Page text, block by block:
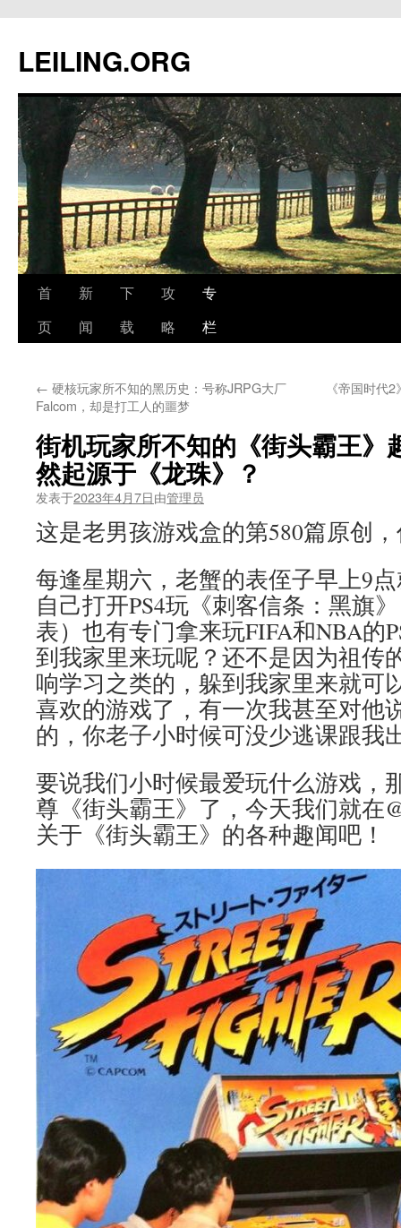
文
LEILING.ORG
首
页
新
闻
下
载
攻
略
专
栏
← 硬核玩家所不知的黑历史：号称JRPG大厂
Falcom，却是打工人的噩梦
《帝国时代
街机玩家所不知的《街头霸王》
然起源于《龙珠》？
发表于2023年4月7日由管理员
这是老男孩游戏盒的第580篇原创
每逢星期六，老蟹的表侄子早上9
自己打开PS4玩《刺客信条：黑旗
表）也有专门拿来玩FIFA和NBA的
到我家里来玩呢？还不是因为祖传
响学习之类的，躲到我家里来就可
喜欢的游戏了，有一次我甚至对他
的，你老子小时候可没少逃课跟我
要说我们小时候最爱玩什么游戏，
尊《街头霸王》了，今天我们就在
关于《街头霸王》的各种趣闻吧！